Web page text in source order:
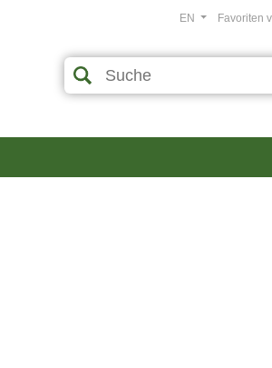
Favoriten
EN